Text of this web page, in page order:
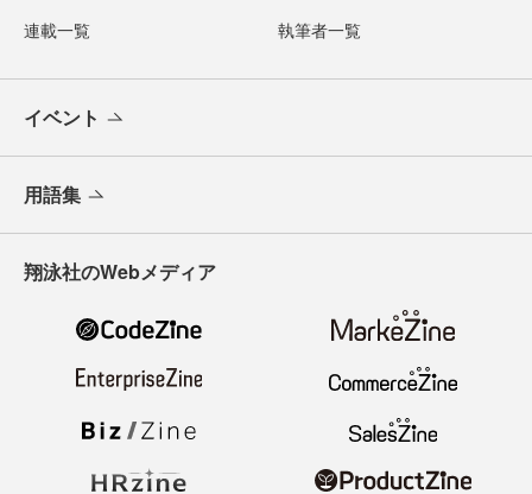
連載一覧 執筆者一覧
イベント
用語集
翔泳社のWebメディア